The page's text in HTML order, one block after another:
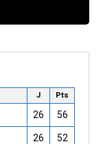
J Pts
26 56
26 52